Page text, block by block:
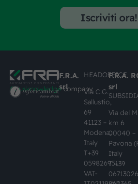
Iscriviti ora!
#busknowledgecompany
F.R.A.
srl
HEADOFFICE
Via C.G.
Sallustio,
69
41123 –
Modena,
Italy
T+39
059826951
VAT-
F.R.A.
srl
Via del
km 6
00040 –
Pavona
Italy
T +39